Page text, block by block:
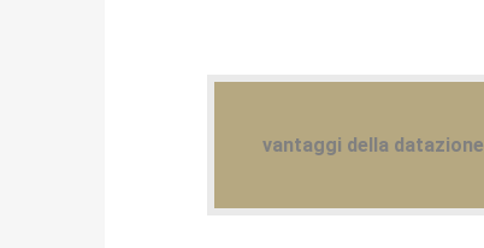
vantaggi della datazione